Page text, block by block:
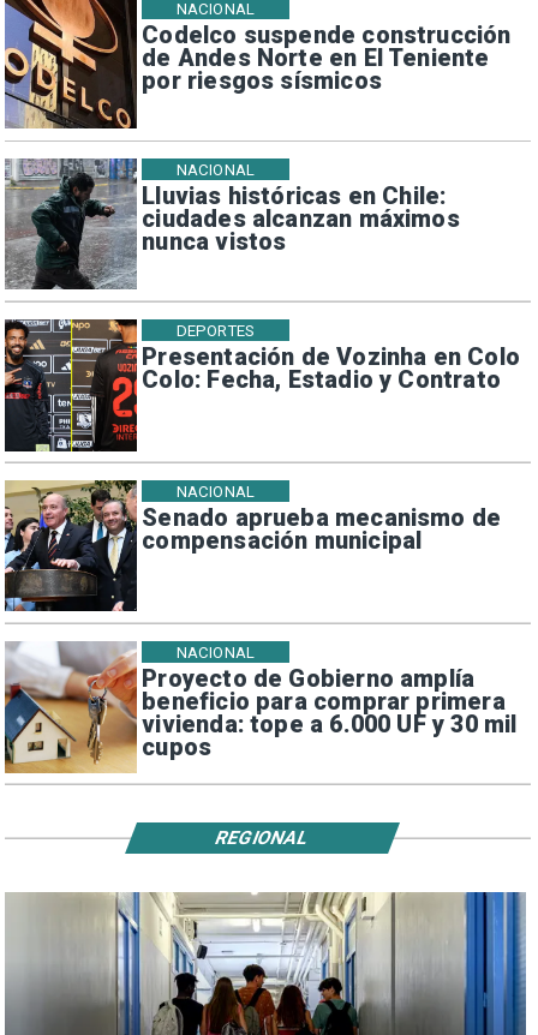
Codelco suspende construcción
de Andes Norte en El Teniente
por riesgos sísmicos
NACIONAL
Lluvias históricas en Chile:
ciudades alcanzan máximos
nunca vistos
NACIONAL
Presentación de Vozinha en Colo
Colo: Fecha, Estadio y Contrato
DEPORTES
Senado aprueba mecanismo de
compensación municipal
NACIONAL
Proyecto de Gobierno amplía
beneficio para comprar primera
vivienda: tope a 6.000 UF y 30 mil
cupos
NACIONAL
REGIONAL